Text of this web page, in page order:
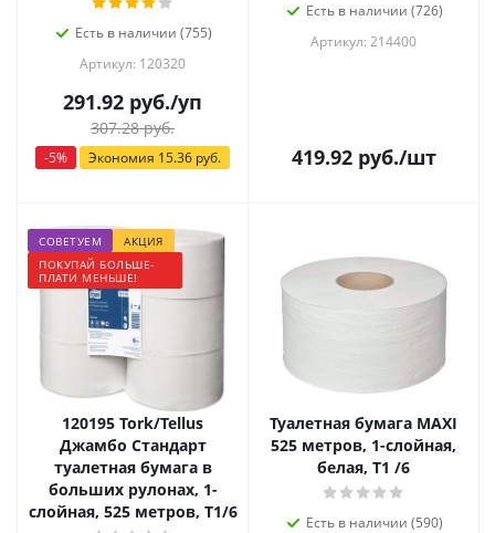
Есть в наличии (755)
Артикул: 120320
291.92 руб./уп
307.28руб.
-5% Экономия 15.36 руб.
Есть в наличии (726)
Артикул: 214400
419.92руб./шт
СОВЕТУЕМ
АКЦИЯ
ПОКУПАЙ БОЛЬШЕ-
ПЛАТИ МЕНЬШЕ!
120195 Tork/Tellus
Джамбо Стандарт
туалетная бумага в
больших рулонах, 1-
слойная, 525 метров, Т1/6
Туалетная бумага MAXI
525 метров, 1-слойная,
белая, Т1 /6
Есть в наличии (590)